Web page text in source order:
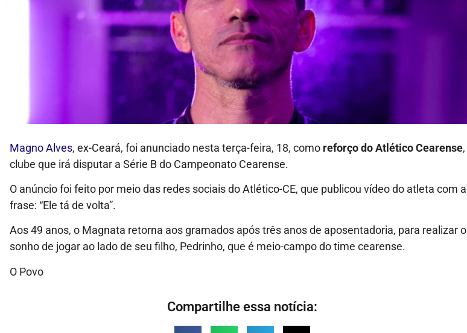
Magno Alves, ex-Ceará, foi anunciado nesta terça-feira, 18, como reforço do Atlético Cearense,
clube que irá disputar a Série B do Campeonato Cearense.
O anúncio foi feito por meio das redes sociais do Atlético-CE, que publicou vídeo do atleta com a
frase: “Ele tá de volta”.
Aos 49 anos, o Magnata retorna aos gramados após três anos de aposentadoria, para realizar o
sonho de jogar ao lado de seu filho, Pedrinho, que é meio-campo do time cearense.
O Povo
Compartilhe essa notícia: